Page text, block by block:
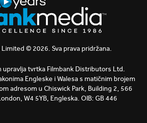
© 2026. Sva prava pridržana.
tvrtka Filmbank Distributors Ltd.
Engleske i Walesa s matičnim brojem
adresom u Chiswick Park, Building 2, 566
W4 5YB, Engleska. OIB: GB 446